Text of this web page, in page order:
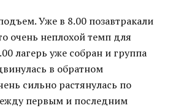
Уже в 8.00 позавтракали
очень неплохой темп для
лагерь уже собран и группа
в обратном
сильно растянулась по
первым и последним